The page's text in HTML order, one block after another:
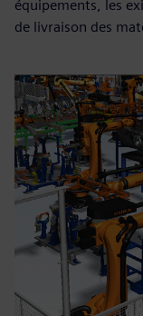
équipements, les
de livraison des